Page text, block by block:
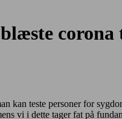
corona
kan teste personer for
vi i dette tager fat på